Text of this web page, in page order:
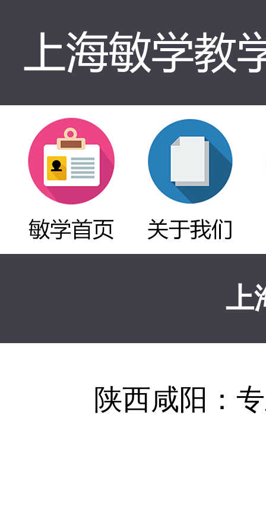
上
陕西咸阳：